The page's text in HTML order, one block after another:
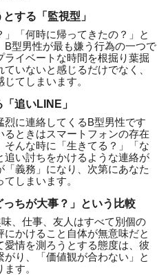
する「監視型」
」「何時に帰ってきたの？」と
B型男性が最も嫌う行為の一つで
イベートな時間を根掘り葉掘
いないと感じるだけでなく、
てしまいます。
追いLINE」
烈に連絡してくるB型男性です
ときはスマートフォンの存在
んな時に「生きてる？」「な
追い討ちをかけるような連絡が
義務」になり、次第にあなた
しまいます。
ちが大事？」という比較
、仕事、友人はすべて別個の
にかけること自体が無意味だと
情を測ろうとする態度は、彼
り、「価値観が合わない」と
す。